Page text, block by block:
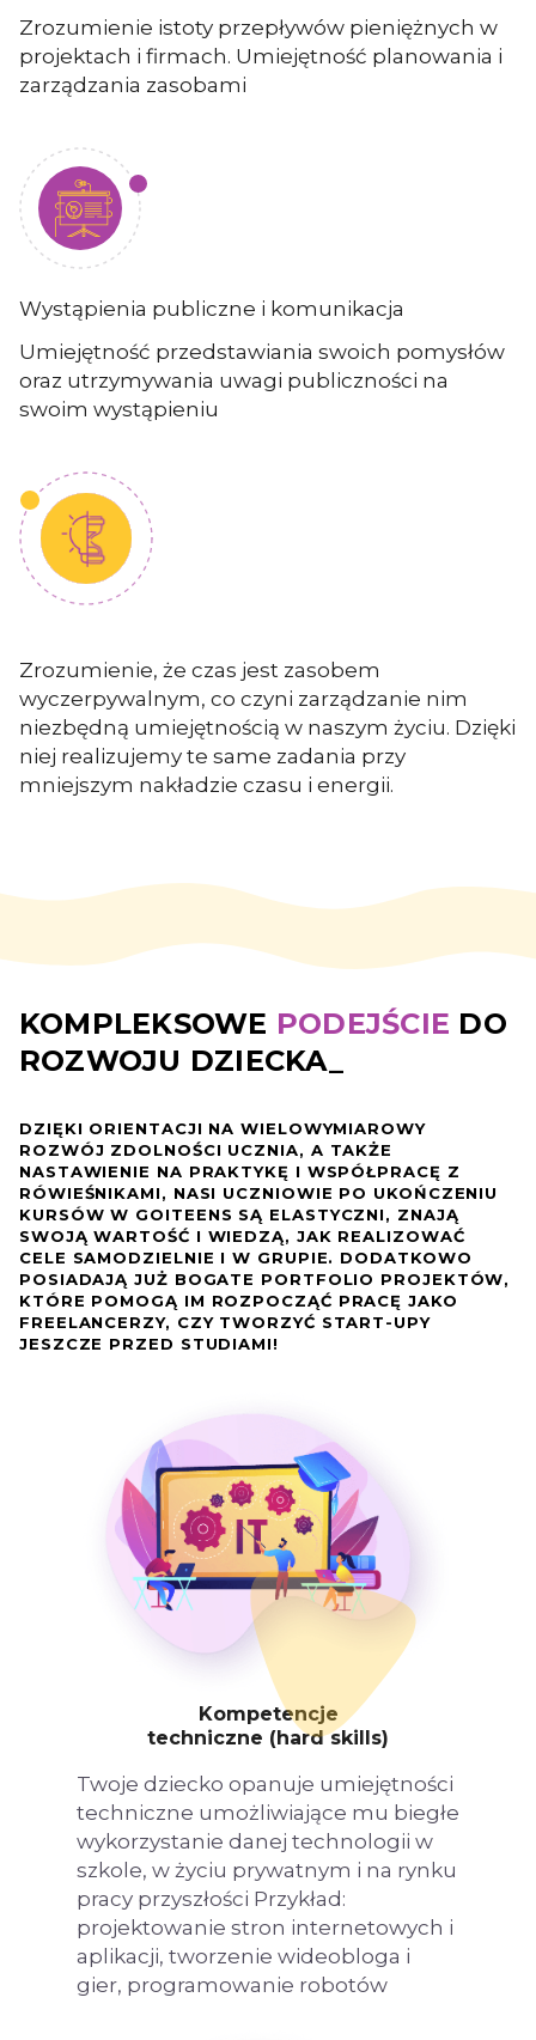
Zrozumienie istoty przepływów pieniężnych w
projektach i firmach. Umiejętność planowania i
zarządzania zasobami
Wystąpienia publiczne i komunikacja
Umiejętność przedstawiania swoich pomysłów
oraz utrzymywania uwagi publiczności na
swoim wystąpieniu
Zrozumienie, że czas jest zasobem
wyczerpywalnym, co czyni zarządzanie nim
niezbędną umiejętnością w naszym życiu. Dzięki
niej realizujemy te same zadania przy
mniejszym nakładzie czasu i energii.
KOMPLEKSOWE PODEJŚCIE DO
ROZWOJU DZIECKA_
DZIĘKI ORIENTACJI NA WIELOWYMIAROWY
ROZWÓJ ZDOLNOŚCI UCZNIA, A TAKŻE
NASTAWIENIE NA PRAKTYKĘ I WSPÓŁPRACĘ Z
RÓWIEŚNIKAMI, NASI UCZNIOWIE PO UKOŃCZENIU
KURSÓW W GOITEENS SĄ ELASTYCZNI, ZNAJĄ
SWOJĄ WARTOŚĆ I WIEDZĄ, JAK REALIZOWAĆ
CELE SAMODZIELNIE I W GRUPIE. DODATKOWO
POSIADAJĄ JUŻ BOGATE PORTFOLIO PROJEKTÓW,
KTÓRE POMOGĄ IM ROZPOCZĄĆ PRACĘ JAKO
FREELANCERZY, CZY TWORZYĆ START-UPY
JESZCZE PRZED STUDIAMI!
Kompetencje
techniczne (hard skills)
Twoje dziecko opanuje umiejętności
techniczne umożliwiające mu biegłe
wykorzystanie danej technologii w
szkole, w życiu prywatnym i na rynku
pracy przyszłości Przykład:
projektowanie stron internetowych i
aplikacji, tworzenie wideobloga i
gier, programowanie robotów